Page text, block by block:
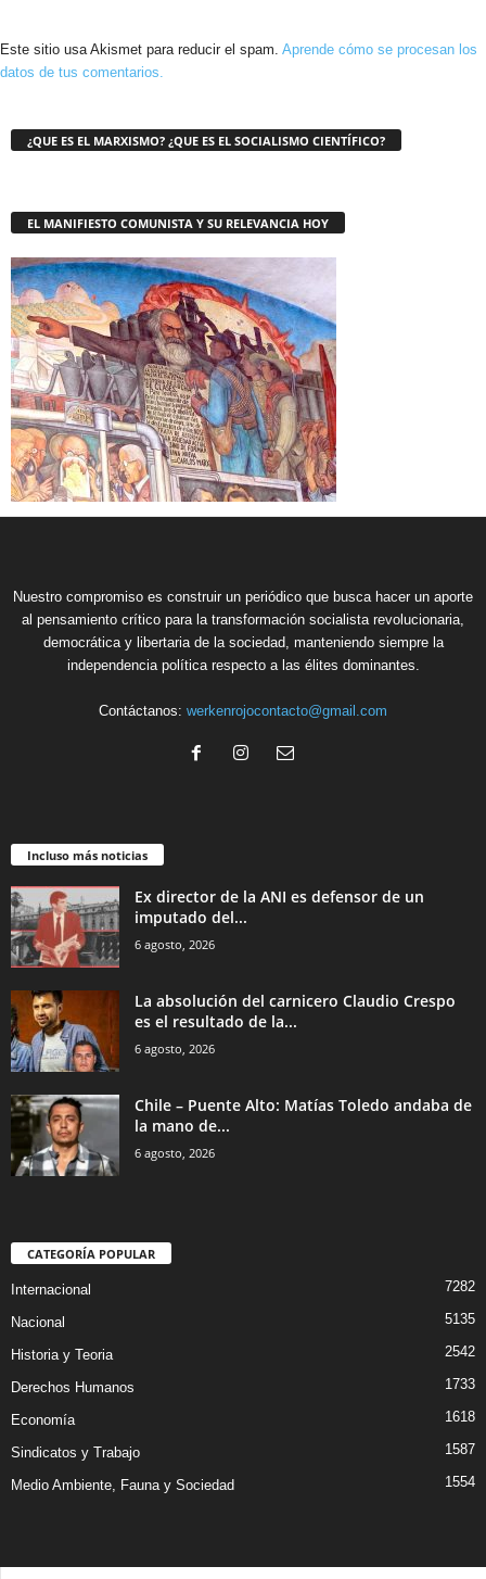
Este sitio usa Akismet para reducir el spam. Aprende cómo se procesan los
datos de tus comentarios.
¿QUE ES EL MARXISMO? ¿QUE ES EL SOCIALISMO CIENTÍFICO?
EL MANIFIESTO COMUNISTA Y SU RELEVANCIA HOY
Nuestro compromiso es construir un periódico que busca hacer un aporte
al pensamiento crítico para la transformación socialista revolucionaria,
democrática y libertaria de la sociedad, manteniendo siempre la
independencia política respecto a las élites dominantes.
Contáctanos: werkenrojocontacto@gmail.com
Incluso más noticias
Ex director de la ANI es defensor de un
imputado del...
6 agosto, 2026
La absolución del carnicero Claudio Crespo
es el resultado de la...
6 agosto, 2026
Chile – Puente Alto: Matías Toledo andaba de
la mano de...
6 agosto, 2026
CATEGORÍA POPULAR
Internacional 7282
Nacional 5135
Historia y Teoria 2542
Derechos Humanos 1733
Economía 1618
Sindicatos y Trabajo 1587
Medio Ambiente, Fauna y Sociedad 1554